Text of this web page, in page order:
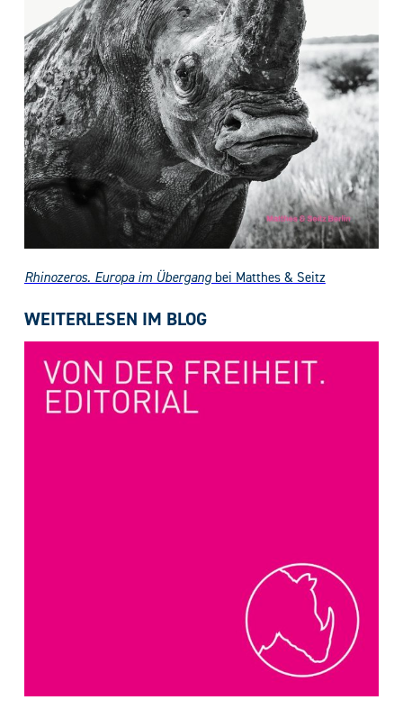
Rhinozeros. Europa im Übergangbei Matthes & Seitz
WEITERLESEN IM BLOG